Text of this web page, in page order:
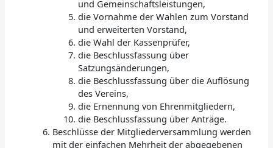
und Gemeinschaftsleistungen,
die Vornahme der Wahlen zum Vorstand
und erweiterten Vorstand,
die Wahl der Kassenprüfer,
die Beschlussfassung über
Satzungsänderungen,
die Beschlussfassung über die Auflösung
des Vereins,
die Ernennung von Ehrenmitgliedern,
die Beschlussfassung über Anträge.
Beschlüsse der Mitgliederversammlung werden
mit der einfachen Mehrheit der abgegebenen